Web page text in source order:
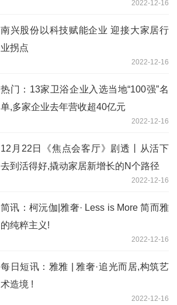
2022-12-16
南兴股份以科技赋能企业 迎接大家居行
业拐点
2022-12-16
热门：13家卫浴企业入选当地“100强”名
单,多家企业去年营收超40亿元
2022-12-16
12月22日《焦点会客厅》剧透丨从活下
去到活得好,撬动家居新增长的N个路径
2022-12-16
简讯：柯沅伽|雅奢· Less is More 简而雅
的纯粹主义!
2022-12-16
每日短讯：雅雅 | 雅奢·追光而居,构筑艺
术造境 !
2022-12-16